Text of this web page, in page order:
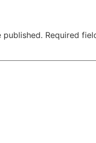
published. Required